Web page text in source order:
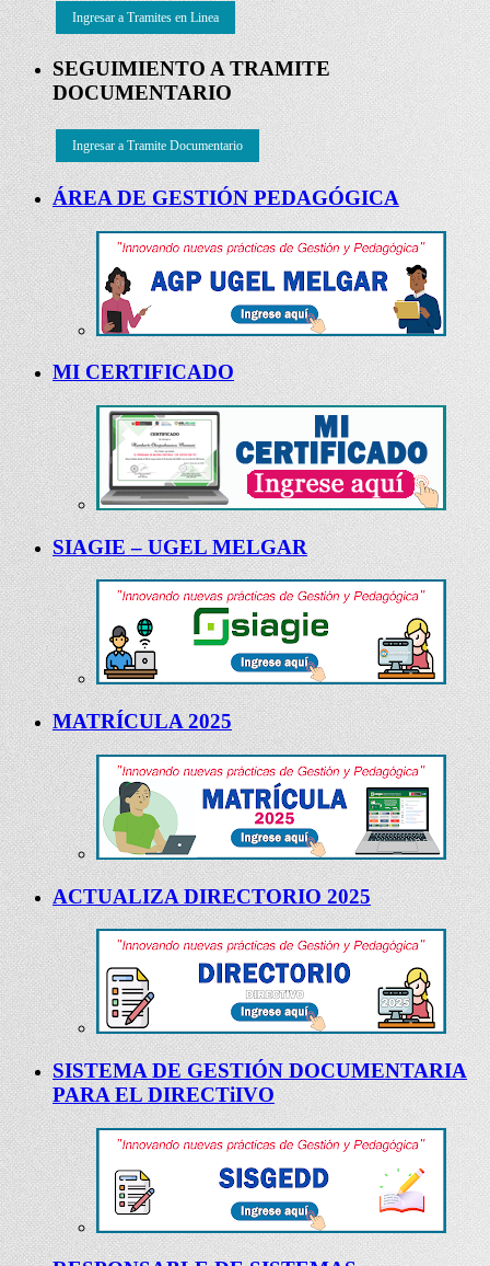
Ingresar a Tramites en Linea
SEGUIMIENTO A TRAMITE
DOCUMENTARIO
Ingresar a Tramite Documentario
ÁREA DE GESTIÓN PEDAGÓGICA
MI CERTIFICADO
SIAGIE – UGEL MELGAR
MATRÍCULA 2025
ACTUALIZA DIRECTORIO 2025
SISTEMA DE GESTIÓN DOCUMENTARIA
PARA EL DIRECTiIVO